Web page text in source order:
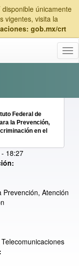
únicamente
vigentes, visita la
gob.mx/crt
Federal de
la Prevención,
en el
18:27
Atención